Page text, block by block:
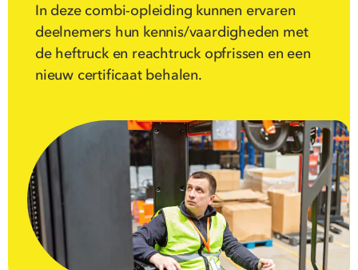
In deze combi-opleiding kunnen ervaren
deelnemers hun kennis/vaardigheden met
de heftruck en reachtruck opfrissen en een
nieuw certificaat behalen.